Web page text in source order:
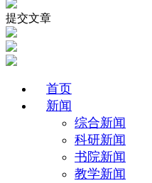
提交文章
首页
新闻
综合新闻
科研新闻
书院新闻
教学新闻